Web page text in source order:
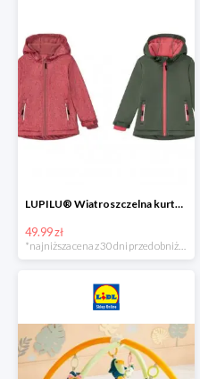
LUPILU® Wiatroszczelna kurtka dziecięca softshell, 1 sztuka
49.99 zł